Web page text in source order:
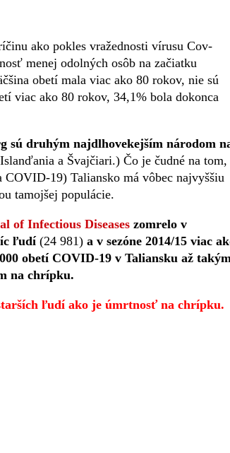
ako pokles vražednosti vírusu Cov-
menej odolných osôb na začiatku
obetí mala viac ako 80 rokov, nie sú
viac ako 80 rokov, 34,1% bola dokonca
sú druhým najdlhovekejším národom
a Švajčiari.) Čo je čudné na tom,
19) Taliansko má vôbec najvyššiu
tamojšej populácie.
of Infectious Diseases zomrelo v
ľudí(24 981) a v sezóne 2014/15 viac
obetí COVID-19 v Taliansku až
na chrípku.
ľudí ako je úmrtnosť na chrípku.